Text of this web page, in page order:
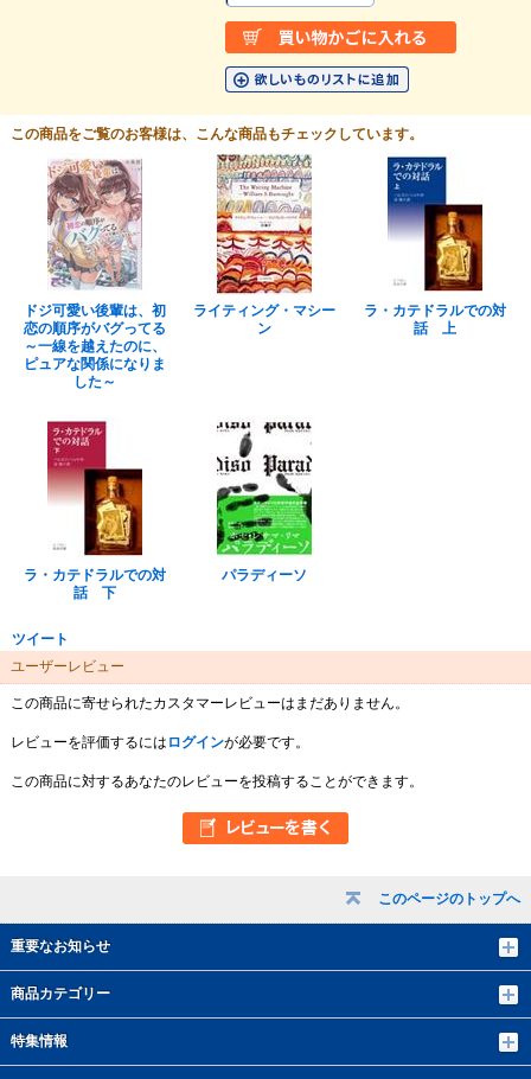
このページのトップへ
重要なお知らせ
商品カテゴリー
特集情報
この商品をご覧のお客様は、こんな商品もチェックしています。
ドジ可愛い後輩は、初
恋の順序がバグってる
～一線を越えたのに、
ピュアな関係になりま
した～
ライティング・マシー
ン
ラ・カテドラルでの対
話 上
ラ・カテドラルでの対
話 下
パラディーソ
ツイート
ユーザーレビュー
この商品に寄せられたカスタマーレビューはまだありません。
レビューを評価するには ログインが必要です。
この商品に対するあなたのレビューを投稿することができます。